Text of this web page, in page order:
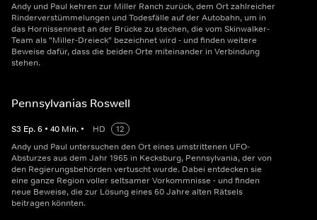
Andy und Paul kehren zur Miller Ranch zurück, dem Ort zahlreicher
Rinderverstümmelungen und Todesfälle auf der Autobahn, um in
das Hornissennest an der Brücke zu stechen, die vom Skinwalker-
Team als "Miller-Dreieck" bezeichnet wird - und finden weitere
Beweise dafür, dass die beiden Orte miteinander in Verbindung
stehen.
Pennsylvanias Roswell
S3 Ep.6 • 40 Min. • HD
12
Andy und Paul untersuchen den Ort eines umstrittenen UFO-
Absturzes aus dem Jahr 1965 in Kecksburg, Pennsylvania, der von
den Regierungsbehörden vertuscht wurde. Dabei entdecken sie
eine ganze Region voller seltsamer Vorkommnisse - und finden
neue Beweise, die zur Lösung eines 60 Jahre alten Rätsels
beitragen könnten.